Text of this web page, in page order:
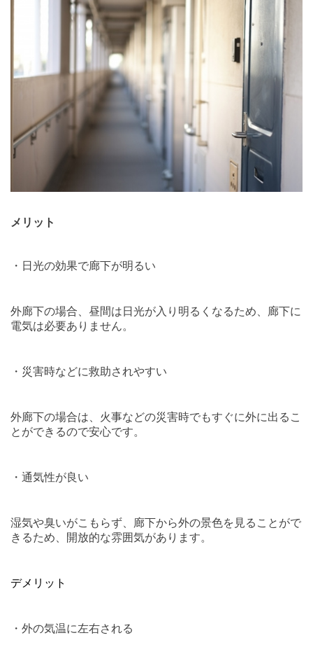
メリット
・日光の効果で廊下が明るい
外廊下の場合、昼間は日光が入り明るくなるため、廊下に
電気は必要ありません。
・災害時などに救助されやすい
外廊下の場合は、火事などの災害時でもすぐに外に出るこ
とができるので安心です。
・通気性が良い
湿気や臭いがこもらず、廊下から外の景色を見ることがで
きるため、開放的な雰囲気があります。
デメリット
・外の気温に左右される